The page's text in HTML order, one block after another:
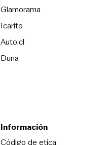
Glamorama
Icarito
Auto.cl
DunaOpens in new window
Información
Código de eticaOpens in new